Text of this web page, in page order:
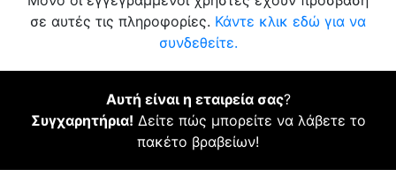
σε αυτές τις πληροφορίες. Κάντε κλικ εδώ για να
συνδεθείτε.
Αυτή είναι η εταιρεία σας?
Συγχαρητήρια! Δείτε πώς μπορείτε να λάβετε το
πακέτο βραβείων!